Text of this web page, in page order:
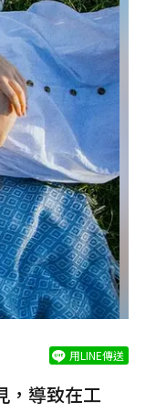
用LINE傳送
，導致在工